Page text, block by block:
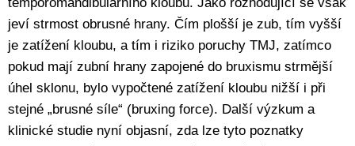
jeví strmost obrusné hrany. Čím plošší je zub, tím vyšší
je zatížení kloubu, a tím i riziko poruchy TMJ, zatímco
pokud mají zubní hrany zapojené do bruxismu strmější
úhel sklonu, bylo vypočtené zatížení kloubu nižší i při
stejné „brusné síle“ (bruxing force). Další výzkum a
klinické studie nyní objasní, zda lze tyto poznatky